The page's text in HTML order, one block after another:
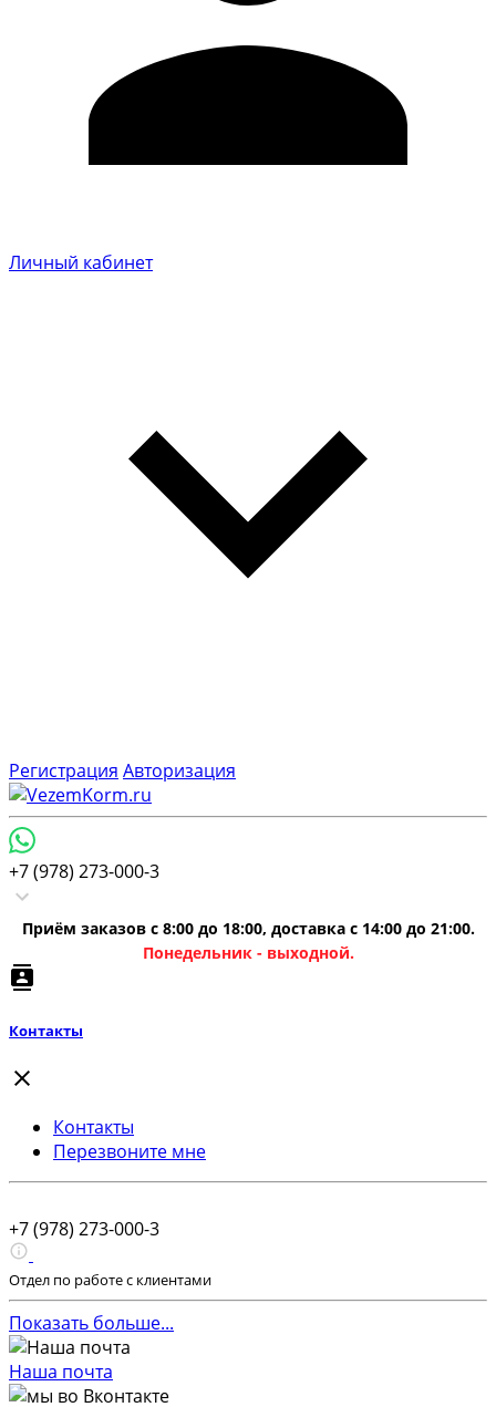
Личный кабинет
Регистрация Авторизация
+7 (978) 273-000-3
Приём заказов с 8:00 до 18:00, доставка с 14:00 до 21:00.
Понедельник - выходной.
Контакты
Контакты
Перезвоните мне
+7 (978) 273-000-3
Отдел по работе с клиентами
Показать больше...
Наша почта